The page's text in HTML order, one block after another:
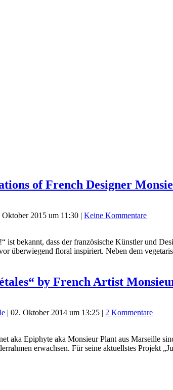
of French Designer
Oktober 2015 um 11:30 | Keine Kommentare
ist bekannt, dass der französische Künstler und
überwiegend floral inspiriert. Neben dem
by French Artist
| 02. Oktober 2014 um 13:25 | 2 Kommentare
aka Epiphyte aka Monsieur Plant aus Marseille
erwachsen. Für seine aktuellstes Projekt